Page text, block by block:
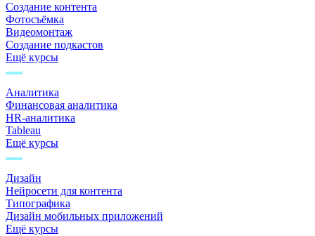
Создание контента
Фотосъёмка
Видеомонтаж
Создание подкастов
Ещё курсы
Аналитика
Финансовая аналитика
HR-аналитика
Tableau
Ещё курсы
Дизайн
Нейросети для контента
Типографика
Дизайн мобильных приложений
Ещё курсы